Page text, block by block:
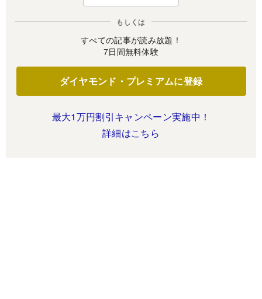
もしくは
すべての記事が読み放題！
7日間無料体験
ダイヤモンド・プレミアムに登録
最大1万円割引キャンペーン実施中！
詳細はこちら